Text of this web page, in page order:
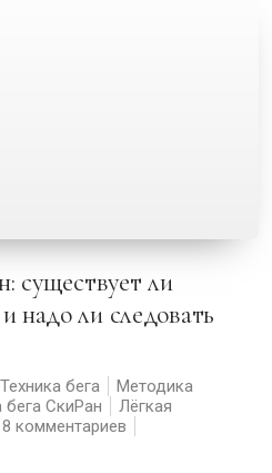
надо ли следовать
Техника бега
Методика
СкиРан
Лёгкая
8 комментариев